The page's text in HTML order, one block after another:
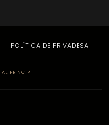
POLÍTICA DE PRIVADESA
AL PRINCIPI